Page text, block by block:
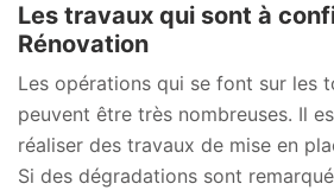
Les travaux qui sont à
Rénovation
Les opérations qui se font sur les
peuvent être très nombreuses. Il
réaliser des travaux de mise en
Si des dégradations sont